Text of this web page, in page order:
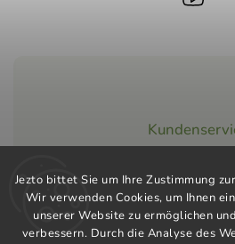
Jezto bittet Sie um Ihre Zustimmung
Wir verwenden Cookies, um Ihnen
unserer Website zu ermöglichen
verbessern. Durch die Analyse des